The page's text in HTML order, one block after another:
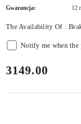
Gwarancja:
12
The Availability Of :
Notify me when
price:
3149.00